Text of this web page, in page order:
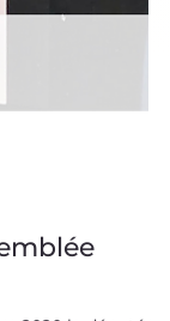
à la Cité
!
des Sciences et de
notre industrie.
Sidney Rostan,
sensibiliser le
l'utilité du